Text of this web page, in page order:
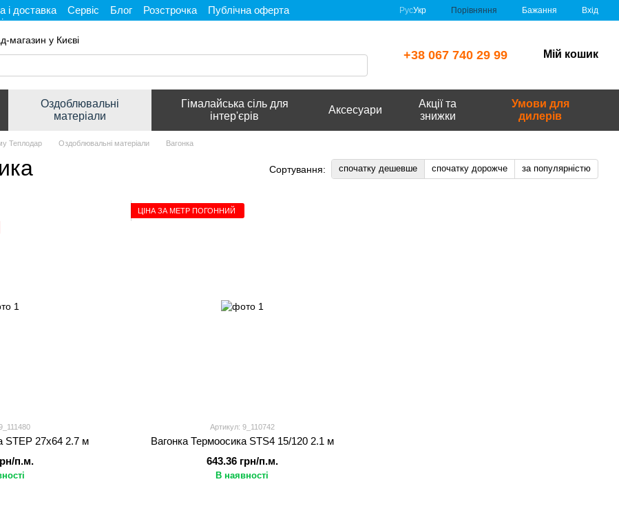
і доставка Сервіс Блог Розстрочка
Публічна оферта
РусУкр Порівняння Бажання Вхід
магазин у Києві
+38 067 740 29 99 Мій кошик
Оздоблювальні
матеріали
Гімалайська сіль для
інтер'єрів
Аксесуари
Акції та
знижки
Умови для
дилерів
Теплодар Оздоблювальні матеріали Вагонка
Сортування: спочатку дешевше спочатку дорожче за популярністю
STEP 27х64 2.7 м
п.м.
ЦІНА ЗА МЕТР ПОГОННИЙ
Артикул: 9_110742
Вагонка Термоосика STS4 15/120 2.1 м
643.36 грн/п.м.
В наявності